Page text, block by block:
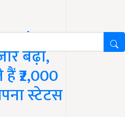
बढ़ा,
₹2,000
स्टेटस